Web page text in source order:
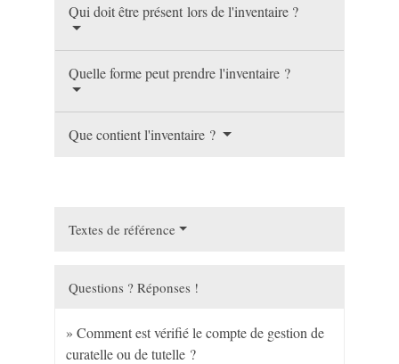
Qui doit être présent lors de l'inventaire ?
Quelle forme peut prendre l'inventaire ?
Que contient l'inventaire ?
Textes de référence
Questions ? Réponses !
Comment est vérifié le compte de gestion de
curatelle ou de tutelle ?